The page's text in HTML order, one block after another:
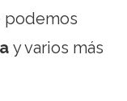
podemos
y varios más